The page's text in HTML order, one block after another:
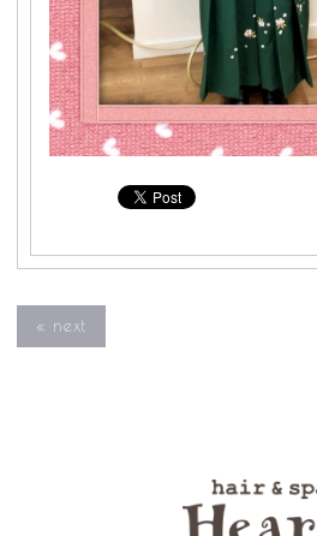
« next